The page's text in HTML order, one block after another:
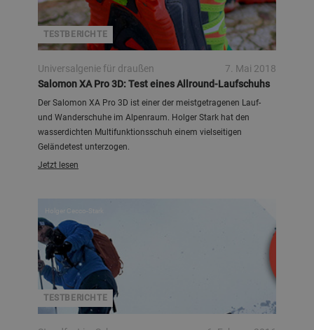
TESTBERICHTE
Universalgenie für draußen
7. Mai 2018
Salomon XA Pro 3D: Test eines Allround-Laufschuhs
Der Salomon XA Pro 3D ist einer der meistgetragenen Lauf-
und Wanderschuhe im Alpenraum. Holger Stark hat den
wasserdichten Multifunktionsschuh einem vielseitigen
Geländetest unterzogen.
Jetzt lesen
TESTBERICHTE
Holger Cecco-Stark